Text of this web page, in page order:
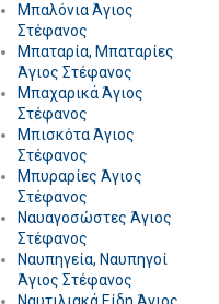
Μπαλόνια Άγιος
Στέφανος
Μπαταρία, Μπαταρίες
Άγιος Στέφανος
Μπαχαρικά Άγιος
Στέφανος
Μπισκότα Άγιος
Στέφανος
Μπυραρίες Άγιος
Στέφανος
Ναυαγοσώστες Άγιος
Στέφανος
Ναυπηγεία, Ναυπηγοί
Άγιος Στέφανος